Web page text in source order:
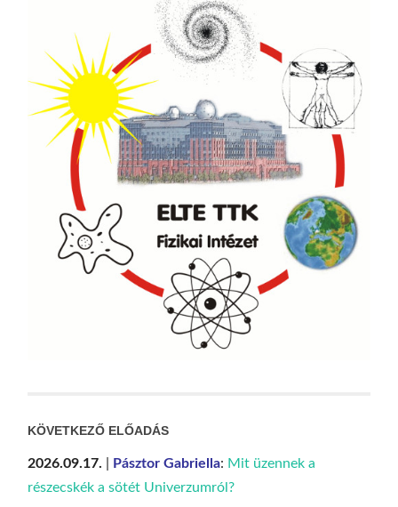
KÖVETKEZŐ ELŐADÁS
2026.09.17. Pásztor Gabriella: Mit üzennek a
részecskék a sötét Univerzumról?